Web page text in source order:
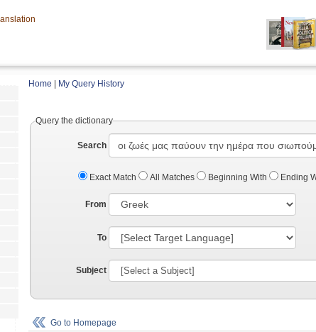
Home My Query History
Query the dictionary
Search
Exact Match All Matches Beginning With Ending
From
To
Subject
Go to Homepage